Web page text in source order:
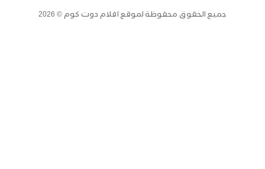
جميع الحقوق محفوظة لموقع افلام دوت كوم © 2026